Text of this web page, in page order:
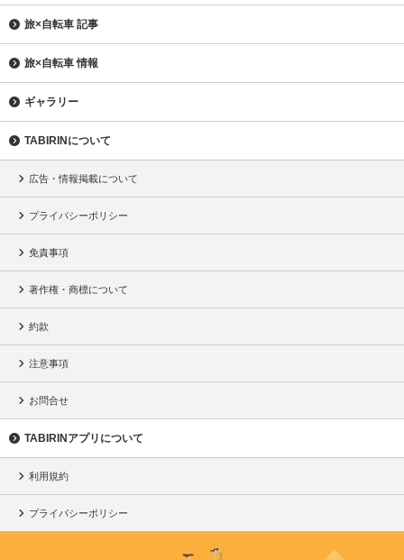
旅×自転車 記事
旅×自転車 情報
ギャラリー
TABIRINについて
広告・情報掲載について
プライバシーポリシー
免責事項
著作権・商標について
約款
注意事項
お問合せ
TABIRINアプリについて
利用規約
プライバシーポリシー